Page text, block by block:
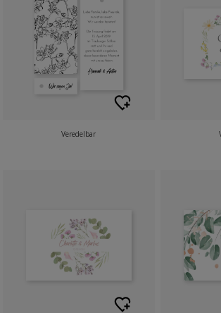
Veredelbar